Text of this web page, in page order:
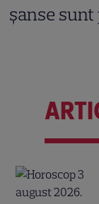
șanse sunt